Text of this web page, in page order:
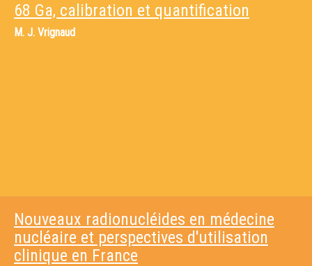
68 Ga, calibration et quantification
M. J. Vrignaud
Nouveaux radionucléides en médecine
nucléaire et perspectives d'utilisation
clinique en France